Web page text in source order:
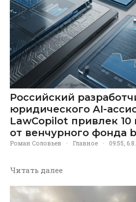
Российский
юридического AI-
LawCopilot привлек
от венчурного фонда
Роман Соловьев · Главное · 09:55,
Читать далее